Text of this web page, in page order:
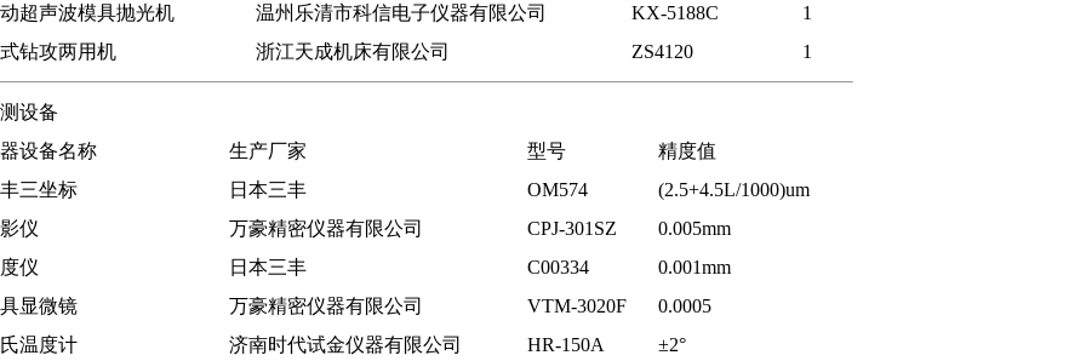
超声波模具抛光机
温州乐清市科信电子仪器有限公司 KX-5188C
1
钻攻两用机
浙江天成机床有限公司 ZS4120 1
设备
设备名称
生产厂家 型号
精度值
三坐标
日本三丰 OM574
(2.5+4.5L/1000)um
仪
万豪精密仪器有限公司 CPJ-301SZ
0.005mm
仪
日本三丰 C00334
0.001mm
显微镜
万豪精密仪器有限公司 VTM-3020F
0.0005
温度计
济南时代试金仪器有限公司 HR-150A
±2°